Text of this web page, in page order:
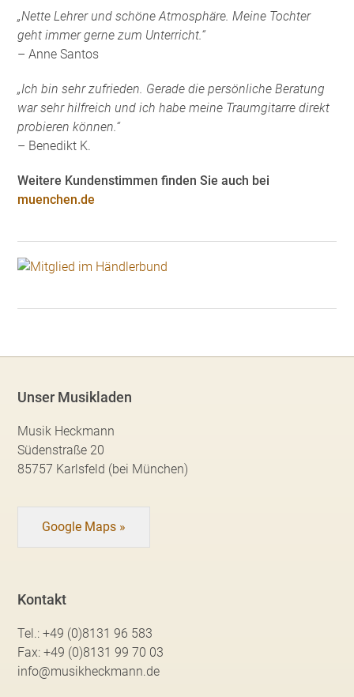
„Nette Lehrer und schöne Atmosphäre. Meine Tochter
geht immer gerne zum Unterricht.“
– Anne Santos
„Ich bin sehr zufrieden. Gerade die persönliche Beratung
war sehr hilfreich und ich habe meine Traumgitarre direkt
probieren können.“
– Benedikt K.
Weitere Kundenstimmen finden Sie auch bei
muenchen.de
Unser Musikladen
Musik Heckmann
Südenstraße 20
85757 Karlsfeld (bei München)
Google Maps »
Kontakt
Tel.:+49 (0)8131 96 583
Fax:+49 (0)8131 99 70 03
info@musikheckmann.de